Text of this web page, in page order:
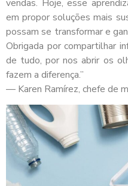
vendas. Hoje, esse
em propor soluções mais
possam se transformar e
Obrigada por compartilhar
de tudo, por nos abrir os
fazem a diferença.”
— Karen Ramírez, chefe de